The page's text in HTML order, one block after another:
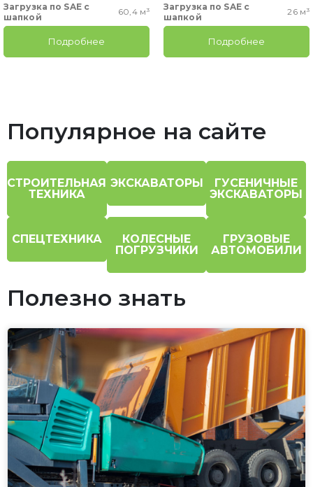
Загрузка по SAE с
шапкой
60,4 м³
Подробнее
Загрузка по SAE с
шапкой
26 м³
Подробнее
Популярное на сайте
СТРОИТЕЛЬНАЯ
ТЕХНИКА
ЭКСКАВАТОРЫ
ГУСЕНИЧНЫЕ
ЭКСКАВАТОРЫ
СПЕЦТЕХНИКА
КОЛЕСНЫЕ
ПОГРУЗЧИКИ
ГРУЗОВЫЕ
АВТОМОБИЛИ
Полезно знать